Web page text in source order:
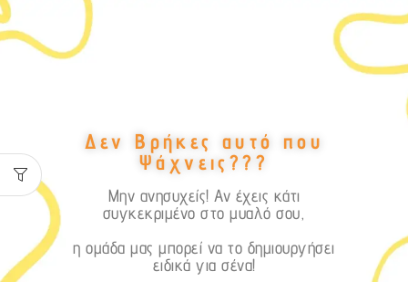
Δεν Βρήκες αυτό που
Ψάχνεις???
Μην ανησυχείς! Αν έχεις κάτι
συγκεκριμένο στο μυαλό σου,
η ομάδα μας μπορεί να το δημιουργήσει
ειδικά για σένα!